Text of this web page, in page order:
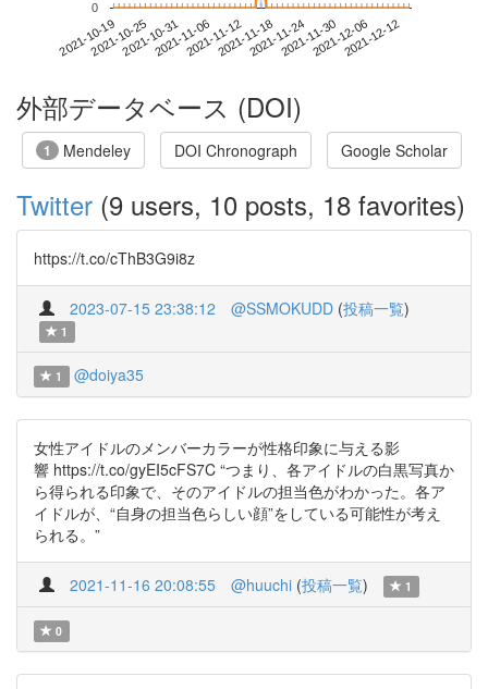
2021-10-192021-10-252021-10-312021-11-062021-11-122021-11-182021-11-242021-11-302021-12-062021-12-12
0
外部データベース (DOI)
1 Mendeley DOI Chronograph Google Scholar
Twitter (9 users, 10 posts, 18 favorites)
https://t.co/cThB3G9i8z
2023-07-15 23:38:12 @SSMOKUDD (投稿一覧)
1
1 @doiya35
女性アイドルのメンバーカラーが性格印象に与える影
響 https://t.co/gyEI5cFS7C “つまり、各アイドルの白黒写真か
ら得られる印象で、そのアイドルの担当色がわかった。各ア
イドルが、“自身の担当色らしい顔”をしている可能性が考え
られる。”
2021-11-16 20:08:55 @huuchi (投稿一覧) 1
0